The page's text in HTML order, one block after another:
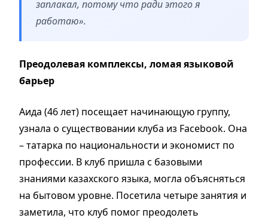
заплакал, потому что ради этого я
работаю».
Преодолевая комплексы, ломая языковой
барьер
Аида (46 лет) посещает начинающую группу,
узнала о существовании клуба из Facebook. Она
– татарка по национальности и экономист по
профессии. В клуб пришла с базовыми
знаниями казахского языка, могла объясняться
на бытовом уровне. Посетила четыре занятия и
заметила, что клуб помог преодолеть